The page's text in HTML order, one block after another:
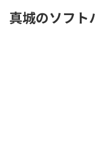
真城のソフト